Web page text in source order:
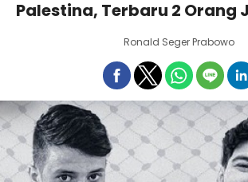
Palestina, Terbaru 2 Orang
Ronald Seger Prabowo